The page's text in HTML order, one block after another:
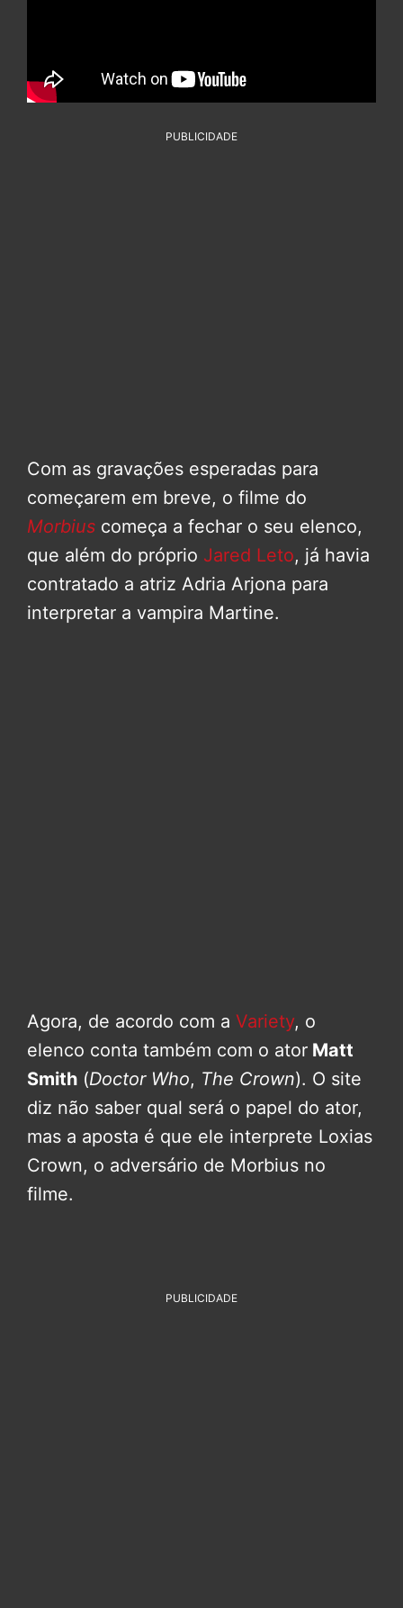
PUBLICIDADE
Com as gravações esperadas para
começarem em breve, o filme do
Morbius começa a fechar o seu elenco,
que além do próprio Jared Leto, já havia
contratado a atriz Adria Arjona para
interpretar a vampira Martine.
Agora, de acordo com a Variety, o
elenco conta também com o ator Matt
Smith (Doctor Who, The Crown). O site
diz não saber qual será o papel do ator,
mas a aposta é que ele interprete Loxias
Crown, o adversário de Morbius no
filme.
PUBLICIDADE